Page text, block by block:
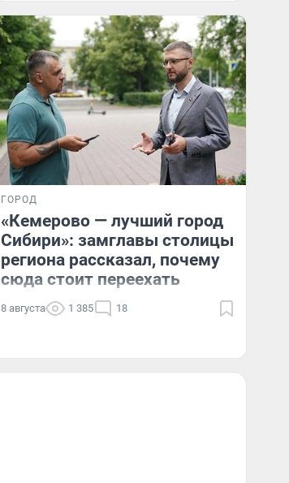
ГОРОД
«Кемерово — лучший город
Сибири»: замглавы столицы
региона рассказал, почему
сюда стоит переехать
8 августа 1 385 18